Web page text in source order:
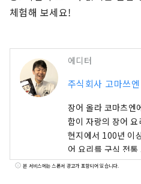
체험해 보세요!
에디터
주식회사 고마쓰엔
장어 올라 코마츠엔
함이 자랑의 장어
현지에서 100년 이
어 요리를 구식 전
다. 그런 강어 요리를 먹을 수 있는 기회는 해마다
본 서비스에는 스폰서 광고가 포함되어 있습니다.